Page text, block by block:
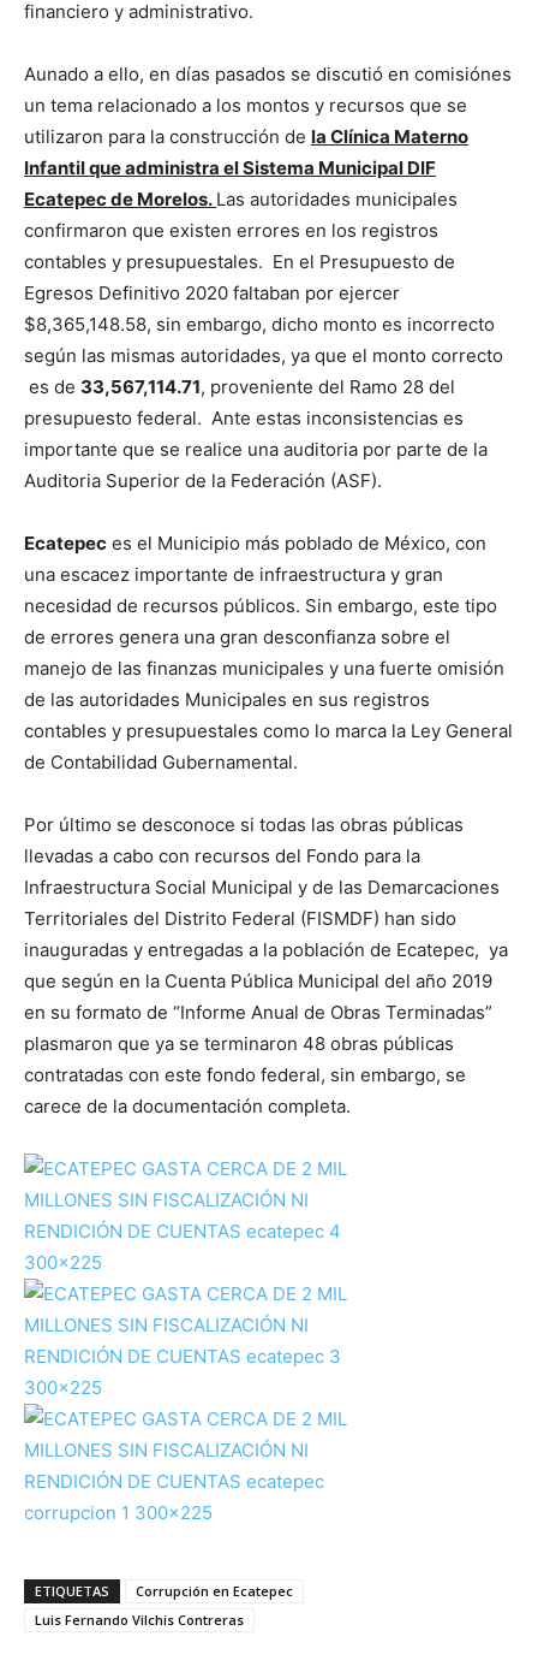
financiero y administrativo.
Aunado a ello, en días pasados se discutió en comisiónes
un tema relacionado a los montos y recursos que se
utilizaron para la construcción de la Clínica Materno
Infantil que administra el Sistema Municipal DIF
Ecatepec de Morelos. Las autoridades municipales
confirmaron que existen errores en los registros
contables y presupuestales. En el Presupuesto de
Egresos Definitivo 2020 faltaban por ejercer
$8,365,148.58, sin embargo, dicho monto es incorrecto
según las mismas autoridades, ya que el monto correcto
es de 33,567,114.71, proveniente del Ramo 28 del
presupuesto federal. Ante estas inconsistencias es
importante que se realice una auditoria por parte de la
Auditoria Superior de la Federación (ASF).
Ecatepec es el Municipio más poblado de México, con
una escacez importante de infraestructura y gran
necesidad de recursos públicos. Sin embargo, este tipo
de errores genera una gran desconfianza sobre el
manejo de las finanzas municipales y una fuerte omisión
de las autoridades Municipales en sus registros
contables y presupuestales como lo marca la Ley General
de Contabilidad Gubernamental.
Por último se desconoce si todas las obras públicas
llevadas a cabo con recursos del Fondo para la
Infraestructura Social Municipal y de las Demarcaciones
Territoriales del Distrito Federal (FISMDF) han sido
inauguradas y entregadas a la población de Ecatepec, ya
que según en la Cuenta Pública Municipal del año 2019
en su formato de “Informe Anual de Obras Terminadas”
plasmaron que ya se terminaron 48 obras públicas
contratadas con este fondo federal, sin embargo, se
carece de la documentación completa.
ETIQUETAS
Corrupción en Ecatepec
Luis Fernando Vilchis Contreras